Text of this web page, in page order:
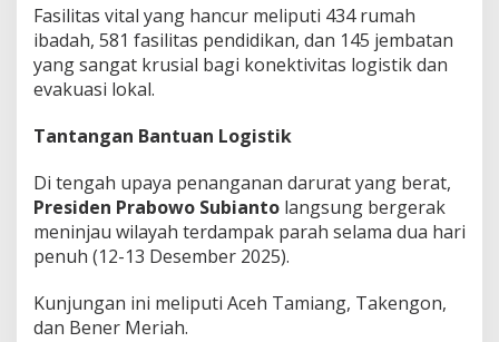
Fasilitas vital yang hancur meliputi 434 rumah
ibadah, 581 fasilitas pendidikan, dan 145 jembatan
yang sangat krusial bagi konektivitas logistik dan
evakuasi lokal.
Tantangan Bantuan Logistik
Di tengah upaya penanganan darurat yang berat,
Presiden Prabowo Subianto langsung bergerak
meninjau wilayah terdampak parah selama dua hari
penuh (12-13 Desember 2025).
Kunjungan ini meliputi Aceh Tamiang, Takengon,
dan Bener Meriah.